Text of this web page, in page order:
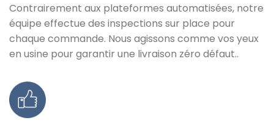
Contrairement aux plateformes automatisées, notre
équipe effectue des inspections sur place pour
chaque commande. Nous agissons comme vos yeux
en usine pour garantir une livraison zéro défaut..